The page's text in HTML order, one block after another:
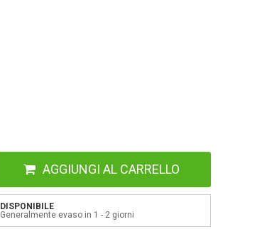
AGGIUNGI AL CARRELLO
DISPONIBILE
Generalmente evaso in 1 - 2 giorni